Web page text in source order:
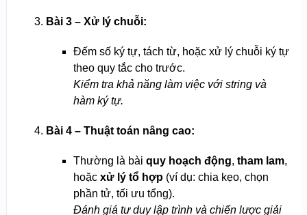
Bài 3 – Xử lý chuỗi:
Đếm số ký tự, tách từ, hoặc xử lý chuỗi ký tự
theo quy tắc cho trước.
Kiểm tra khả năng làm việc với string và
hàm ký tự.
Bài 4 – Thuật toán nâng cao:
Thường là bài quy hoạch động, tham lam,
hoặc xử lý tổ hợp(ví dụ: chia kẹo, chọn
phần tử, tối ưu tổng).
Đánh giá tư duy lập trình và chiến lược giải